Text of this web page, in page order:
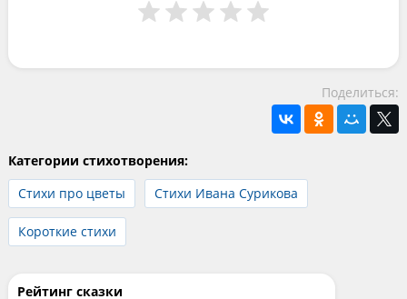
Поделиться:
Категории стихотворения:
Стихи про цветы
Стихи Ивана Сурикова
Короткие стихи
Рейтинг сказки